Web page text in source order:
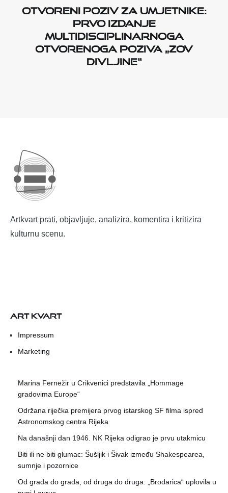
Otvoreni poziv za umjetnike:
prvo izdanje
multidisciplinarnoga
otvorenoga poziva „Zov
divljine“
Artkvart prati, objavljuje, analizira, komentira i kritizira
kulturnu scenu.
ART KVART
Impressum
Marketing
Marina Fernežir u Crikvenici predstavila „Hommage
gradovima Europe“
Održana riječka premijera prvog istarskog SF filma ispred
Astronomskog centra Rijeka
Na današnji dan 1946. NK Rijeka odigrao je prvu utakmicu
Biti ili ne biti glumac: Šušljik i Šivak između Shakespearea,
sumnje i pozornice
Od grada do grada, od druga do druga: „Brodarica“ uplovila u